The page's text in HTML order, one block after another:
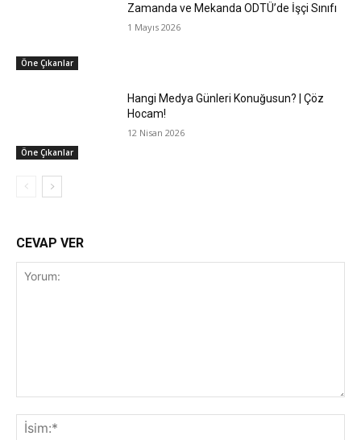
Öne Çıkanlar
Zamanda ve Mekanda ODTÜ’de İşçi Sınıfı
1 Mayıs 2026
Öne Çıkanlar
Hangi Medya Günleri Konuğusun? | Çöz
Hocam!
12 Nisan 2026
CEVAP VER